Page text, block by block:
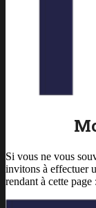
Si vous ne vous
invitons à effectuer
rendant à cette page :